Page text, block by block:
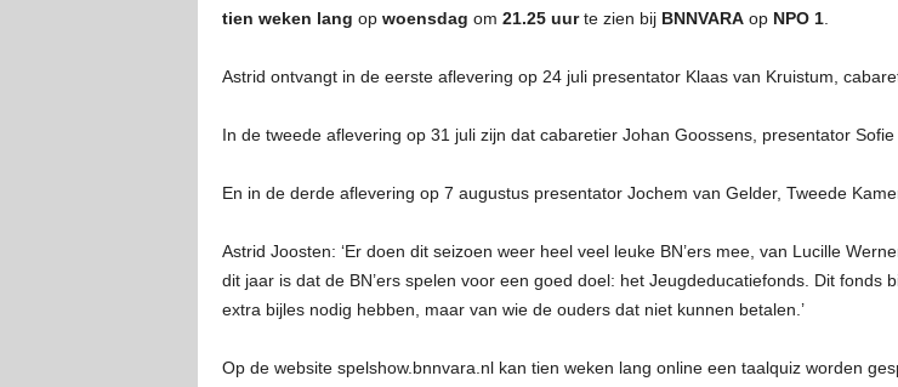
tien weken lang op woensdag om 21.25 uurte zien bij BNNVARAop NPO 1.
Astrid ontvangt in de eerste aflevering op 24 juli presentator Klaas van Kruistum,
In de tweede aflevering op 31 juli zijn dat cabaretier Johan Goossens, presentator
En in de derde aflevering op 7 augustus presentator Jochem van Gelder, Tweede
Astrid Joosten: ‘Er doen dit seizoen weer heel veel leuke BN’ers mee, van Lucille
dit jaar is dat de BN’ers spelen voor een goed doel: het Jeugdeducatiefonds. Dit
extra bijles nodig hebben, maar van wie de ouders dat niet kunnen betalen.’
Op de website spelshow.bnnvara.nl kan tien weken lang online een taalquiz worden